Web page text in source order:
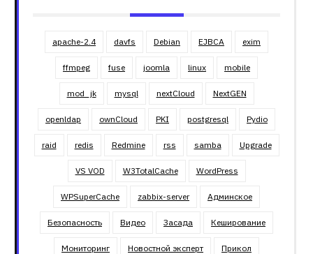
apache-2.4 davfs Debian EJBCA exim
ffmpeg fuse joomla linux mobile
mod_jk mysql nextCloud NextGEN
openldap ownCloud PKI postgresql Pydio
raid redis Redmine rss samba Upgrade
VS VOD W3TotalCache WordPress
WPSuperCache zabbix-server Админское
Безопасность Видео Засада Кеширование
Мониторинг Новостной эксперт Прикол